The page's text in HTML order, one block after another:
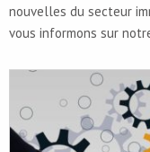
nouvelles du secteur
vous informons sur